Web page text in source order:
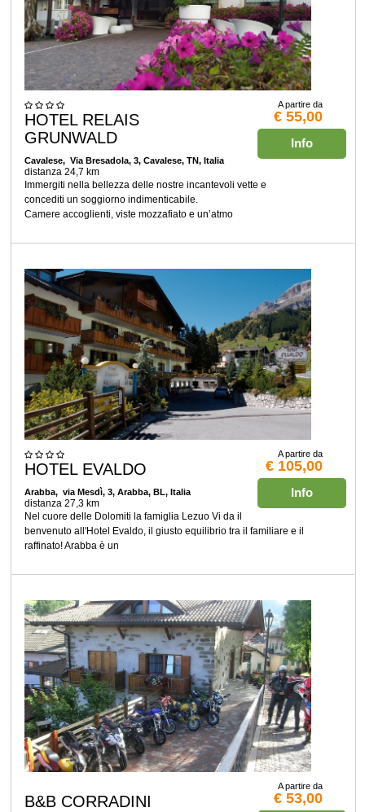
A partire da
€ 55,00
Info
HOTEL RELAIS
GRUNWALD
Cavalese, Via Bresadola, 3, Cavalese, TN, Italia
distanza 24,7 km
Immergiti nella bellezza delle nostre incantevoli vette e
concediti un soggiorno indimenticabile.
Camere accoglienti, viste mozzafiato e un’atmo
A partire da
€ 105,00
Info
HOTEL EVALDO
Arabba, via Mesdì, 3, Arabba, BL, Italia
distanza 27,3 km
Nel cuore delle Dolomiti la famiglia Lezuo Vi da il
benvenuto all'Hotel Evaldo, il giusto equilibrio tra il familiare e il
raffinato! Arabba è un
A partire da
€ 53,00
B&B CORRADINI